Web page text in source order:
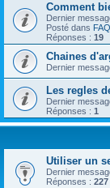
Comment
Dernier
Posté dans FAQ
Réponses : 19
Chaines
Dernier
Les regles
Dernier
Réponses : 1
Utiliser un
Dernier
Réponses : 227